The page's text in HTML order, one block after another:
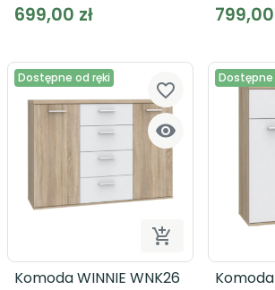
699,00 zł 799,00
Dostępne od ręki


Dodaj do
favorite_border
Komoda WINNIE WNK26
Dostępne
Komoda